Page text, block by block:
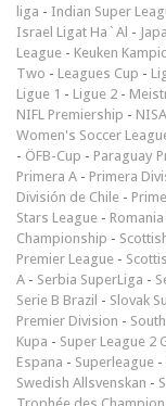
liga - Indian Super
Israel Ligat Ha`Al -
League - Keuken
Two - Leagues Cup -
Ligue 1 - Ligue 2 -
NIFL Premiership - NISA
Women's Soccer
- ÖFB-Cup - Paraguay
Primera A - Primera
División de Chile -
Stars League -
Championship -
Premier League -
A - Serbia SuperLiga -
Serie B Brazil - Slovak
Premier Division -
Kupa - Super League 2
Espana - Superleague -
Swedish Allsvenskan -